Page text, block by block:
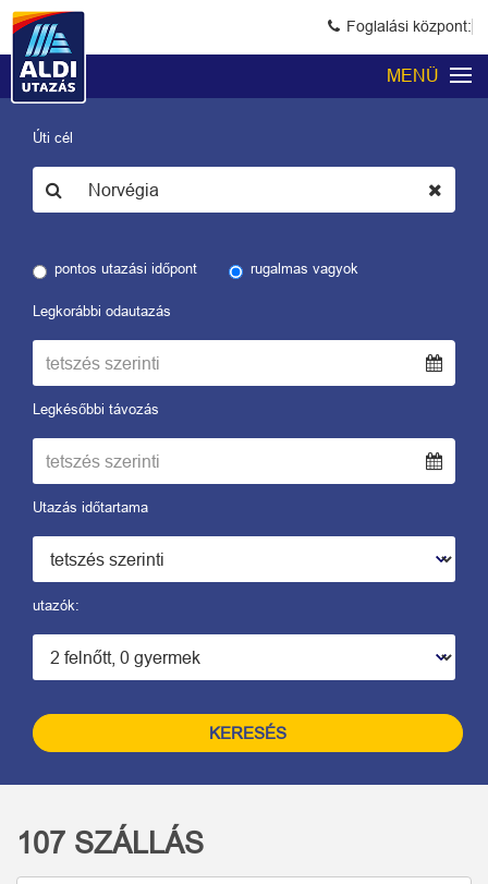
Foglalási központ:
MENÜ
Úti cél
pontos utazási időpont rugalmas vagyok
Legkorábbi odautazás
Legkésőbbi távozás
Utazás időtartama
utazók:
KERESÉS
107 SZÁLLÁS